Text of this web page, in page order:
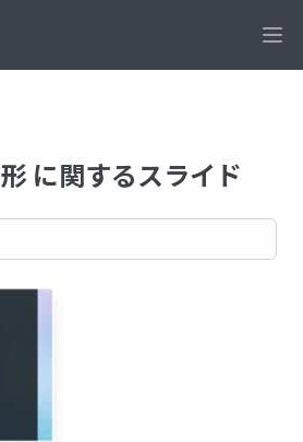
に関するスライド